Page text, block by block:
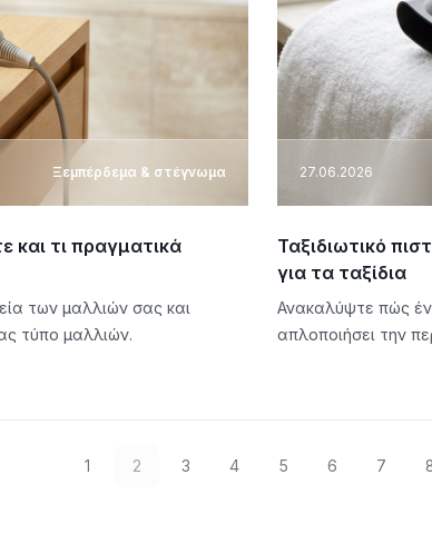
Ξεμπέρδεμα & στέγνωμα
και τι πραγματικά
των μαλλιών σας και
τύπο μαλλιών.
27.06.2026
Ταξιδιωτικό
για τα ταξίδια
Ανακαλύψτε πώς
απλοποιήσει την
1 2 3 4 5 6 7